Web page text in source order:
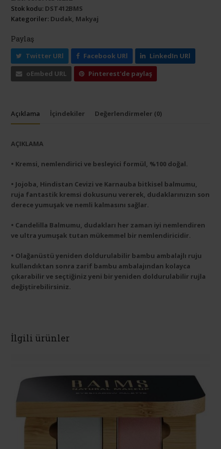
Stok kodu: DST412BMS
Kategoriler: Dudak, Makyaj
Paylaş
Twitter URl Facebook URl
LinkedIn URl
oEmbed URL
Pinterest'de paylaş
Açıklama İçindekiler Değerlendirmeler (0)
AÇIKLAMA
• Kremsi, nemlendirici ve besleyici formül, %100 doğal.
• Jojoba, Hindistan Cevizi ve Karnauba bitkisel balmumu,
ruja fantastik kremsi dokusunu vererek, dudaklarınızın son
derece yumuşak ve nemli kalmasını sağlar.
• Candelilla Balmumu, dudakları her zaman iyi nemlendiren
ve ultra yumuşak tutan mükemmel bir nemlendiricidir.
• Olağanüstü yeniden doldurulabilir bambu ambalajlı ruju
kullandıktan sonra zarif bambu ambalajından kolayca
çıkarabilir ve seçtiğiniz yeni bir yeniden doldurulabilir rujla
değiştirebilirsiniz.
İlgili ürünler